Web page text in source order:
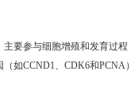
要参与细胞增殖和发育过
如CCND1、CDK6和PCNA